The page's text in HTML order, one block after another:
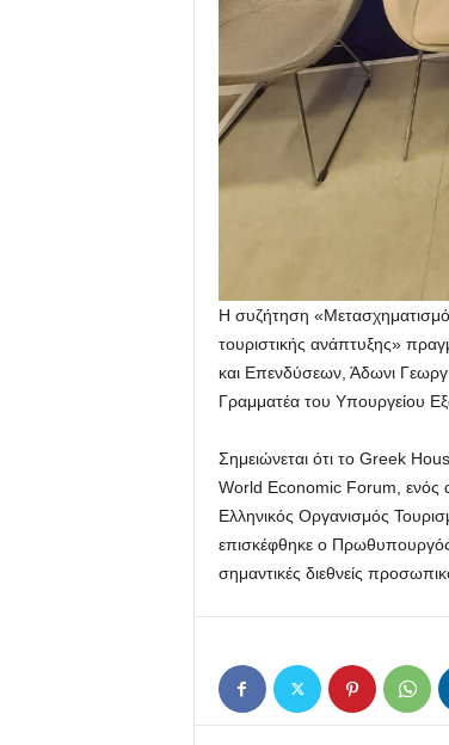
Η συζήτηση
τουριστικής ανάπτυξης»
και Επενδύσεων, Άδωνι
Γραμματέα του Υπουργείου
Σημειώνεται ότι το Greek
World Economic Forum, ενός
Ελληνικός Οργανισμός
επισκέφθηκε ο
σημαντικές διεθνείς